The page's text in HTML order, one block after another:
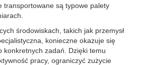
transportowane są typowe palety
środowiskach, takich jak przemysł
konieczne okazuje się
konkretnych zadań. Dzięki temu
pracy, ograniczyć zużycie